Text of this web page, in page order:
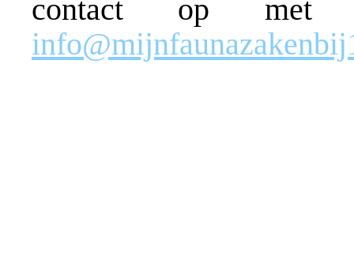
contact op met